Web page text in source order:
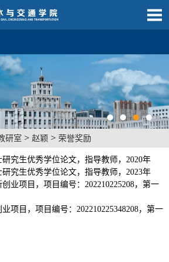
研室 > 赵颖 > 荣誉奖励
究生优秀学位论文，指导教师， 2020年
究生优秀学位论文，指导教师， 2023年
业项目，项目编号： 202210225208，第一
项目，项目编号： 202210225348208，第一